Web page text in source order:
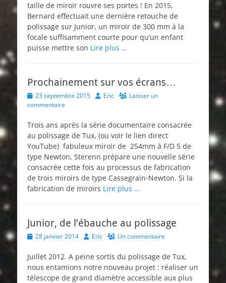
taille de miroir rouvre ses portes ! En 2015,
Bernard effectuait une dernière retouche de
polissage sur Junior, un miroir de 300 mm à la
focale suffisamment courte pour qu’un enfant
puisse mettre son Lire plus …
Prochainement sur vos écrans…
Posted
on
23 septembre 2015 Author
Eric
Laisser un
commentaire
Trois ans après la série documentaire consacrée
au polissage de Tux, (ou voir le lien direct
YouTube) fabuleux miroir de 254mm à F/D 5 de
type Newton, Sterenn prépare une nouvelle série
consacrée cette fois au processus de fabrication
de trois miroirs de type Cassegrain-Newton. Si la
fabrication de miroirs Lire plus …
Junior, de l’ébauche au polissage
Posted
28 janvier 2014 Author
Eric Un commentaire
Juillet 2012. A peine sortis du polissage de Tux,
nous entamions notre nouveau projet : réaliser un
télescope de grand diamètre accessible aux plus